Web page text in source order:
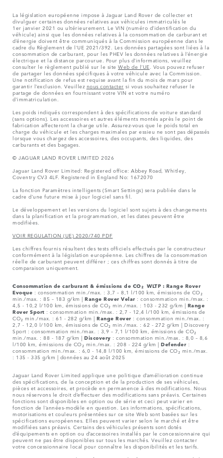
La législation européenne impose à Jaguar Land Rover de collecter et
divulguer certaines données relatives aux véhicules immatriculés le
1er janvier 2021 ou ultérieurement. Le VIN (numéro d’identification du
véhicule) ainsi que les données relatives à la consommation de carburant et
d’énergie doivent être communiqués à la Commission européenne dans le
cadre du Règlement de l’UE 2021/392. Les données partagées sont liées à la
consommation de carburant, pour les PHEV les données relatives à l’énergie
électrique et la distance parcourue. Pour plus d’informations, veuillez
consulter le règlement publié sur le site Web de l’UE . Vous pouvez refuser
de partager les données spécifiques à votre véhicule avec la Commission.
Une notification de refus est requise avant la fin du mois de mars pour
garantir l’exclusion. Veuillez nous contacter si vous souhaitez refuser le
partage de données en fournissant votre VIN et votre numéro
d’immatriculation.
Les poids indiqués correspondent à des spécifications de voiture standard
(sans options). Les accessoires et autres éléments montés après le point de
fabrication affecteront la charge utile. Assurez-vous que le poids total en
charge du véhicule et les charges maximales par essieu ne sont pas dépassés
lorsque vous chargez des accessoires, des occupants, des liquides, des
carburants et des bagages.
© JAGUAR LAND ROVER LIMITED 2026
Jaguar Land Rover Limited: Registered office: Abbey Road, Whitley,
Coventry CV3 4LF. Registered in England No: 1672070
La fonction Paramètres intelligents (Smart Settings) sera publiée dans le
cadre d’une future mise à jour logiciel sans fil.
Le développement et les versions du logiciel sont sujets à des changements
dans la planification et la programmation, et les dates peuvent être
modifiées.
VOIR REGULATION (UE) 2020/740 PDF
Les chiffres fournis résultent des tests officiels effectués par le constructeur
conformément à la législation européenne. Les chiffres de la consommation
réelle de carburant peuvent différer ; ces chiffres sont donnés à titre de
comparaison uniquement.
Consommation de carburant & émissions de CO₂ WLTP : Range Rover
Evoque : consommation min./max. : 3,7 – 8,1 l/100 km, émissions de CO₂
min./max. : 85 – 183 g/km | Range Rover Velar : consommation min./max. :
4,5 - 10,2 l/100 km, émissions de CO₂ min./max. : 103 - 232 g/km | Range
Rover Sport : consommation min./max. : 2,7 - 12,4 l/100 km, émissions de
CO₂ min./max. : 61 - 282 g/km | Range Rover : consommation min./max. :
2,7 - 12,0 l/100 km, émissions de CO₂ min./max. : 62 - 272 g/km | Discovery
Sport : consommation min./max. : 3,9 – 7,1 l/100 km, émissions de CO₂
min./max. : 88 - 187 g/km | Discovery : consommation min./max. : 8,0 – 8,6
l/100 km, émissions de CO₂ min./max. : 208 - 224 g/km | Defender :
consommation min./max. : 6,0 - 14,8 l/100 km, émissions de CO₂ min./max.
: 135 - 335 g/km | données au 24 août 2025
Jaguar Land Rover Limited applique une politique d’amélioration continue
des spécifications, de la conception et de la production de ses véhicules,
pièces et accessoires, et procède en permanence à des modifications. Nous
nous réservons le droit d’effectuer des modifications sans préavis. Certaines
fonctions sont disponibles en option ou de série et ceci peut varier en
fonction de l’années-modèle en question. Les informations, spécifications,
motorisations et couleurs présentées sur ce site Web sont basées sur les
spécifications européennes. Elles peuvent varier selon le marché et être
modifiées sans préavis. Certains des véhicules présents sont dotés
d’équipements en option ou d’accessoires installés par le concessionnaire qui
peuvent ne pas être disponibles sur tous les marchés. Veuillez contacter
votre concessionnaire local pour connaître les disponibilités et les tarifs.